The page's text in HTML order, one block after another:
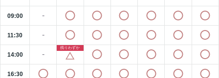
09:00
11:30
14:00
16:30
-
-
-
残りわずか